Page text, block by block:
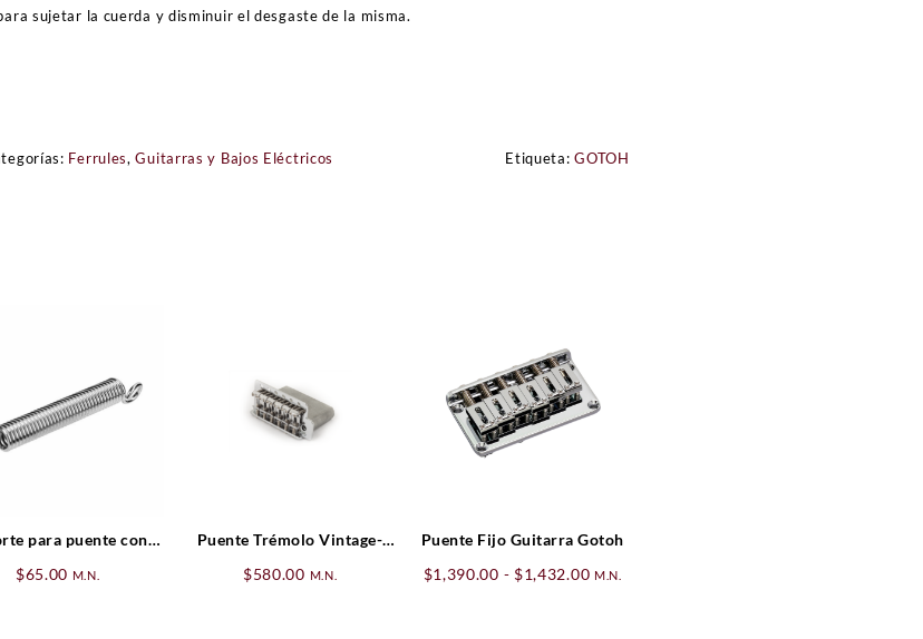
sujetar la cuerda y disminuir el desgaste de la misma.
Ferrules,Guitarras y Bajos Eléctricos Etiqueta:GOTOH
para puente con
$65.00 M.N.
Puente Trémolo Vintage-
Strat® (’06-Presente),
$580.00 M.N.
Puente Fijo Guitarra Gotoh
$1,390.00 - $1,432.00Rango
M.N.